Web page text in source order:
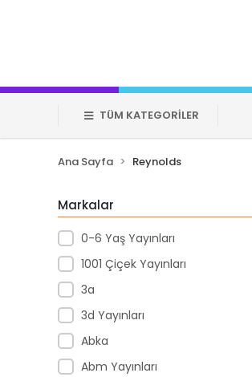
TÜM KATEGORİLER
Ana Sayfa Reynolds
Markalar
0-6 Yaş Yayınları
1001 Çiçek Yayınları
3a
3d Yayınları
Abka
Abm Yayınları